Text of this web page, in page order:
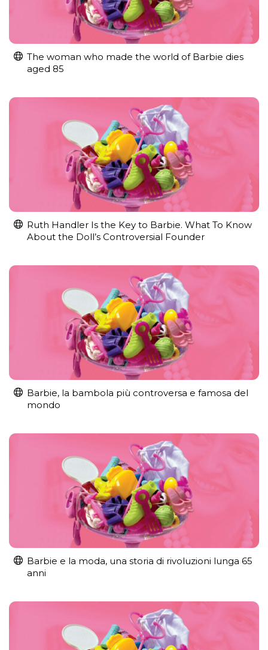
The woman who made the world of Barbie dies
aged 85
Ruth Handler Is the Key to Barbie. What To Know
About the Doll’s Controversial Founder
Barbie, la bambola più controversa e famosa del
mondo
Barbie e la moda, una storia di rivoluzioni lunga 65
anni